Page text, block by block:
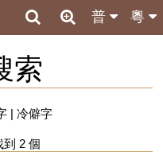
粵
普
索
| 冷僻字
到 2 個